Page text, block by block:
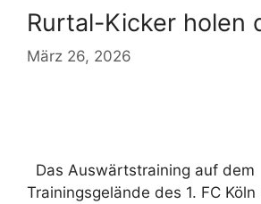
Rurtal-Kicker holen
März 26, 2026
Das Auswärtstraining auf dem
Trainingsgelände des 1. FC